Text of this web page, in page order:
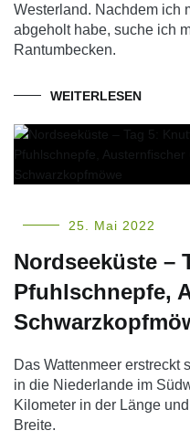
Westerland. Nachdem ich
abgeholt habe, suche ich
Rantumbecken.
WEITERLESEN
25. Mai 2022
Nordseeküste –
Pfuhlschnepfe,
Das Wattenmeer erstreckt
in die Niederlande im
Kilometer in der Länge
Breite.